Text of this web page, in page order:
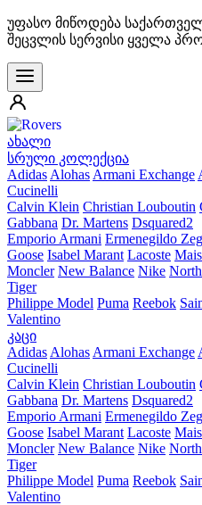
უფასო მიწოდება
შეცვლის სერვისი ყველა
ახალი
სრული კოლექცია
Adidas Alohas Armani Exchange
Cucinelli
Calvin Klein Christian Louboutin
Gabbana Dr. Martens Dsquared2
Emporio Armani Ermenegildo
Goose Isabel Marant Lacoste
Moncler New Balance Nike
Tiger
Philippe Model Puma Reebok
Valentino
კაცი
Adidas Alohas Armani Exchange
Cucinelli
Calvin Klein Christian Louboutin
Gabbana Dr. Martens Dsquared2
Emporio Armani Ermenegildo
Goose Isabel Marant Lacoste
Moncler New Balance Nike
Tiger
Philippe Model Puma Reebok
Valentino